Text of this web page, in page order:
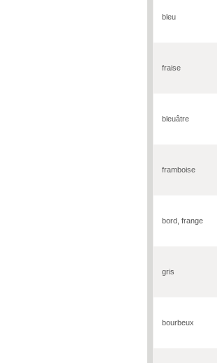
bleu
fraise
bleuâtre
framboise
bord, frange
gris
bourbeux